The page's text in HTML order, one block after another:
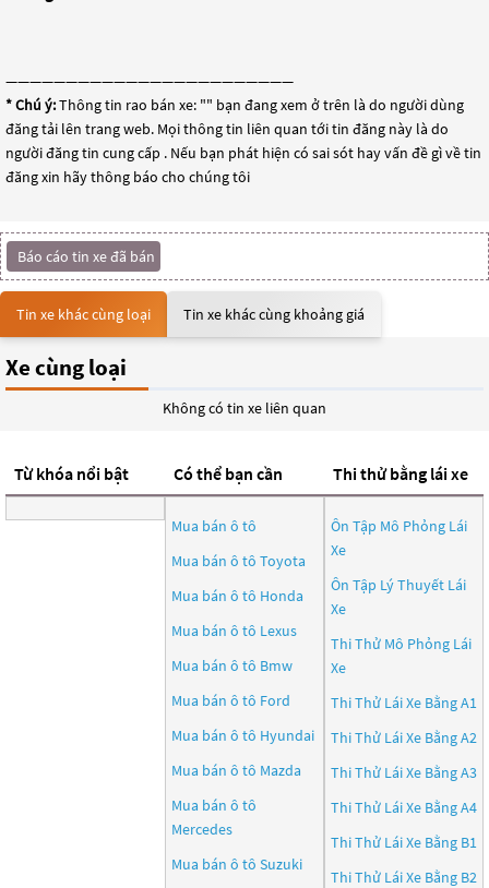
————————————————————————
* Chú ý:Thông tin rao bán xe: "" bạn đang xem ở trên là do người dùng
đăng tải lên trang web. Mọi thông tin liên quan tới tin đăng này là do
người đăng tin cung cấp . Nếu bạn phát hiện có sai sót hay vấn đề gì về tin
đăng xin hãy thông báo cho chúng tôi
Báo cáo tin xe đã bán
Tin xe khác cùng loại Tin xe khác cùng khoảng giá
Xe cùng loại
Không có tin xe liên quan
Từ khóa nổi bật Có thể bạn cần
Mua bán ô tô
Mua bán ô tô Toyota
Mua bán ô tô Honda
Mua bán ô tô Lexus
Mua bán ô tô Bmw
Mua bán ô tô Ford
Mua bán ô tô Hyundai
Mua bán ô tô Mazda
Mua bán ô tô
Mercedes
Mua bán ô tô Suzuki
Thi thử bằng lái xe
Ôn Tập Mô Phỏng Lái
Xe
Ôn Tập Lý Thuyết Lái
Xe
Thi Thử Mô Phỏng Lái
Xe
Thi Thử Lái Xe Bằng A1
Thi Thử Lái Xe Bằng A2
Thi Thử Lái Xe Bằng A3
Thi Thử Lái Xe Bằng A4
Thi Thử Lái Xe Bằng B1
Thi Thử Lái Xe Bằng B2